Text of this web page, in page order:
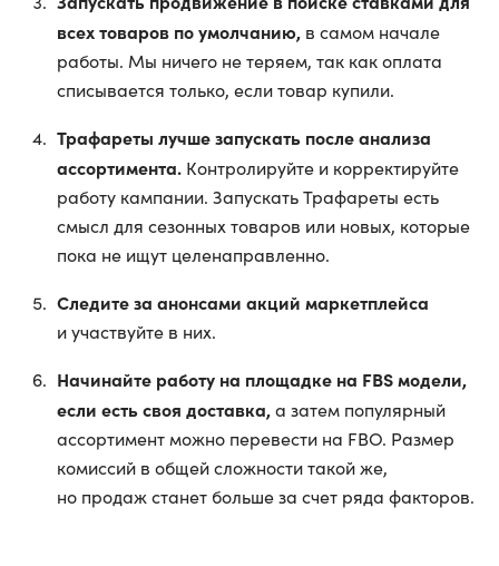
всех товаров по умолчанию, в самом начале
работы. Мы ничего не теряем, так как оплата
списывается только, если товар купили.
Трафареты лучше запускать после анализа
ассортимента. Контролируйте и корректируйте
работу кампании. Запускать Трафареты есть
смысл для сезонных товаров или новых, которые
пока не ищут целенаправленно.
Следите за анонсами акций маркетплейса
и участвуйте в них.
Начинайте работу на площадке на FBS модели,
если есть своя доставка,а затем популярный
ассортимент можно перевести на FBO. Размер
комиссий в общей сложности такой же,
но продаж станет больше за счет ряда факторов.